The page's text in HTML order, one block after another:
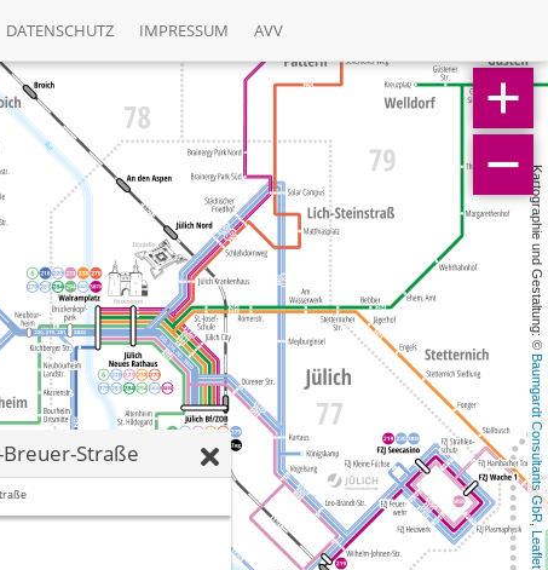
DATENSCHUTZ IMPRESSUM AVV
Kartographie und Gestaltung: ©
Baumgardt Consultants GbR
,
Leaflet
Straße